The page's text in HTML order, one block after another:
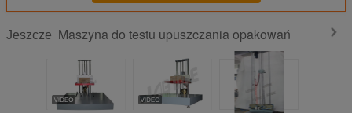
Jeszcze Maszyna do testu upuszczania opakowań